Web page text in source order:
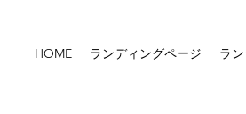
HOME ランディングページ ラ